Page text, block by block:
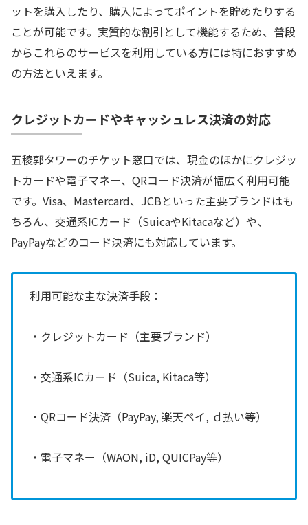
ットを購入したり、購入によってポイントを貯めたりする
ことが可能です。実質的な割引として機能するため、普段
からこれらのサービスを利用している方には特におすすめ
の方法といえます。
クレジットカードやキャッシュレス決済の対応
五稜郭タワーのチケット窓口では、現金のほかにクレジッ
トカードや電子マネー、QRコード決済が幅広く利用可能
です。Visa、Mastercard、JCBといった主要ブランドはも
ちろん、交通系ICカード（SuicaやKitacaなど）や、
PayPayなどのコード決済にも対応しています。
利用可能な主な決済手段：
・クレジットカード（主要ブランド）
・交通系ICカード（Suica, Kitaca等）
・QRコード決済（PayPay, 楽天ペイ, ｄ払い等）
・電子マネー（WAON, iD, QUICPay等）